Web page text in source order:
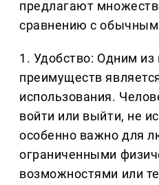
предлагают
сравнению с
1. Удобство: Одним из
преимуществ
использования.
войти или выйти, не
особенно важно для
ограниченными
возможностями или